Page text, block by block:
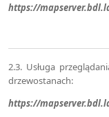
https://
2.3. Usługa
drzewostanach:
https://